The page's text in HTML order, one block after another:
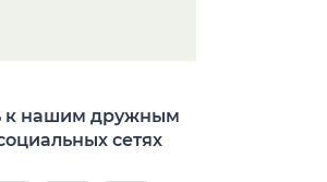
к нашим дружным
сетях